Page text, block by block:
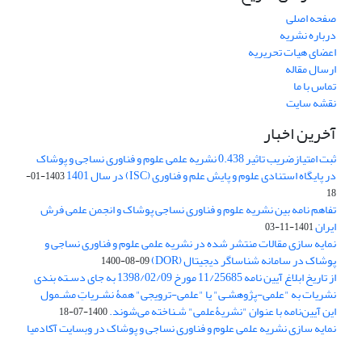
صفحه اصلی
درباره نشریه
اعضای هیات تحریریه
ارسال مقاله
تماس با ما
نقشه سایت
آخرین اخبار
ثبت امتیازضریب تاثیر 0.438 نشریه علمی علوم و فناوری نساجی و پوشاک
در پایگاه استنادی علوم و پایش علم و فناوری (ISC) در سال 1401
1403-01-
18
تفاهم نامه بین نشریه علوم و فناوری نساجی پوشاک و انجمن علمی فرش
ایران1401-11-03
نمایه سازی مقالات منتشر شده در نشریه علمی علوم و فناوری نساجی و
پوشاک در سامانه شناساگر دیجیتال (DOR) 1400-08-09
از تاریخ ابلاغ آیین نامه 11/25685 مورخ 1398/02/09 به جای دسـته بندی
نشریات به "علمی-پژوهشـی" یا "علمی-ترویجی" همۀ نشـریاتِ مشـمول
این آیین‌نامه با عنوان "نشریۀعلمی" شـناخته می‌شوند.1400-07-18
نمایه سازی نشریه علمی علوم و فناوری نساجی و پوشاک در وبسایت آکادمیا